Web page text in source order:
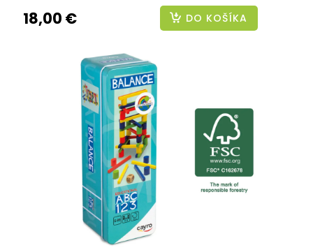
18,00 € DO KOŠÍKA